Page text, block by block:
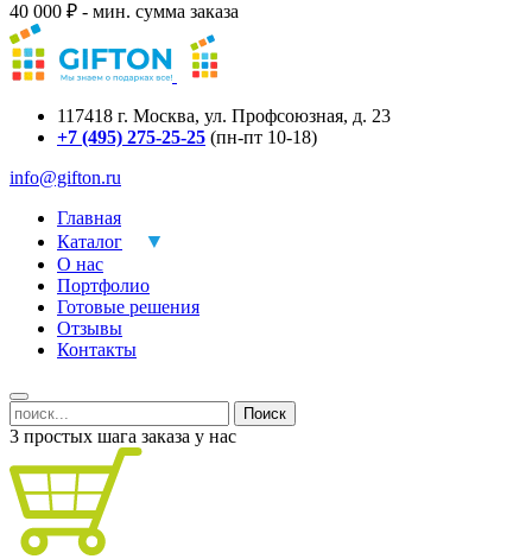
40 000 ₽ - мин. сумма заказа
117418 г. Москва, ул. Профсоюзная, д. 23
+7 (495) 275-25-25 (пн-пт 10-18)
info@gifton.ru
Главная
Каталог
О нас
Портфолио
Готовые решения
Отзывы
Контакты
Поиск
3 простых шага заказа у нас